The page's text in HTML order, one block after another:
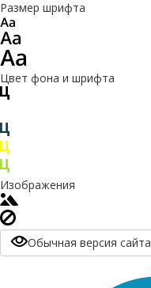
Размер шрифта
Цвет фона и шрифта
Изображения
Обычная версия сайта